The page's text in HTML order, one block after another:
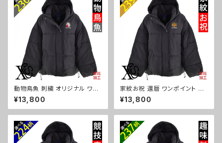
動物鳥魚 刺繍 オリジナル ワン
ポイント フェイク ダウンジャケ
ット レディース アウター 裾ラウ
ンド フード付き 長袖 雑貨 グッ
リスマス ori-a-jkt20-b06-s
¥13,800
家紋お祝 還暦 ワンポイント 刺
繍 フェイク ダウンジャケット レ
ディース アウター 裾ラウンド フ
ード付き 長袖 雑貨 グッズ 自社
藤 羽 菱 唐花 木瓜 蔦 桐 クリス
マス ori-a-jkt20-b07-s
¥13,800